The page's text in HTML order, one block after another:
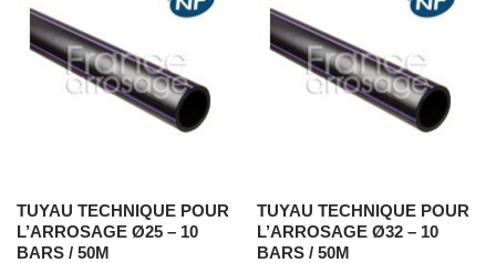
TUYAU TECHNIQUE POUR
L’ARROSAGE Ø25 – 10
BARS / 50M
TUYAU TECHNIQUE POUR
L’ARROSAGE Ø32 – 10
BARS / 50M